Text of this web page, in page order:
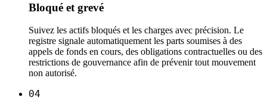
Bloqué et grevé
Suivez les actifs bloqués et les charges avec précision. Le
registre signale automatiquement les parts soumises à des
appels de fonds en cours, des obligations contractuelles ou des
restrictions de gouvernance afin de prévenir tout mouvement
non autorisé.
04